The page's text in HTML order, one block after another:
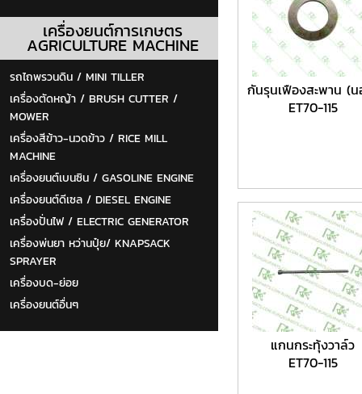
เครื่องยนต์การเกษตร
AGRICULTURE MACHINE
รถไถพรวนดิน / MINI TILLER
เครื่องตัดหญ้า / BRUSH CUTTER /
MOWER
เครื่องสีข้าว-นวดข้าว / RICE MILL
MACHINE
เครื่องยนต์เบนซิน / GASOLINE ENGINE
เครื่องยนต์ดีเซล / DIESEL ENGINE
เครื่องปั่นไฟ / ELECTRIC GENERATOR
เครื่องพ่นยา หว่านปุ๋ย/ KNAPSACK
SPRAYER
เครื่องบด-ย่อย
เครื่องยนต์อื่นๆ
กันรุนเฟืองสะพาน (
ET70-115
แกนกระทุ้งวาล์ว
ET70-115